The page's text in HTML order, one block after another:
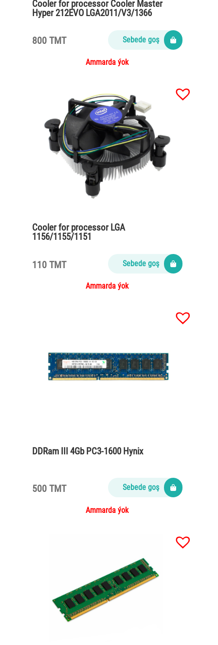
Cooler for processor Cooler Master
Hyper 212EVO LGA2011/V3/1366
800 TMT Sebede goş
Ammarda ýok
Cooler for processor LGA
1156/1155/1151
110 TMT Sebede goş
Ammarda ýok
DDRam III 4Gb PC3-1600 Hynix
500 TMT Sebede goş
Ammarda ýok